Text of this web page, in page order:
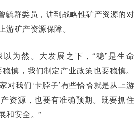
毓群委员，讲到战略性矿产资源的对
游矿产资源保障。
为然。大发展之下，“稳”是生命
慎，我们制定产业政策也要稳慎。
对我们‘卡脖子’有些恰恰就是从上游
资源，也要有准确预期。既要抓住
和安全。”